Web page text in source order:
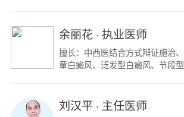
余丽花· 执业医师
擅长：中西医结合方式辩证施治
童白癜风、泛发型白癜风、节段
刘汉平· 主任医师